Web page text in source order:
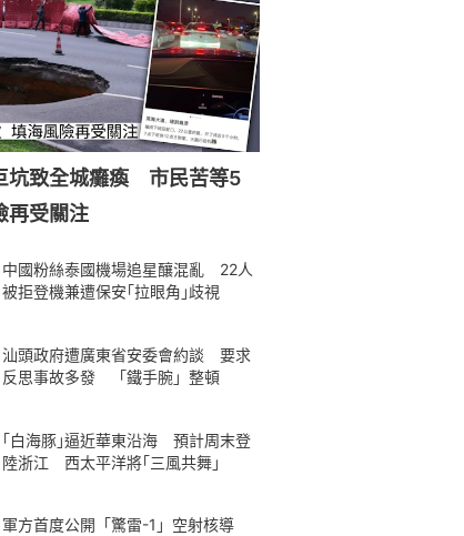
坑致全城癱瘓 市民苦等5
受關注
中國粉絲泰國機場追星釀混亂 22人
被拒登機兼遭保安｢拉眼角｣歧視
汕頭政府遭廣東省安委會約談 要求
反思事故多發 「鐵手腕」整頓
｢白海豚｣逼近華東沿海 預計周末登
陸浙江 西太平洋將｢三風共舞｣
軍方首度公開「驚雷-1」空射核導